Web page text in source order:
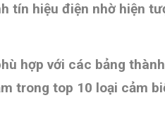
tín hiệu điện nhờ hiện
hợp với các bảng
trong top 10 loại cảm